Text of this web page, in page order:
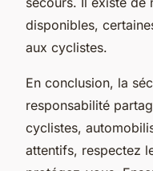
disponibles,
aux cyclistes.
En conclusion, la
responsabilité
cyclistes,
attentifs, respectez